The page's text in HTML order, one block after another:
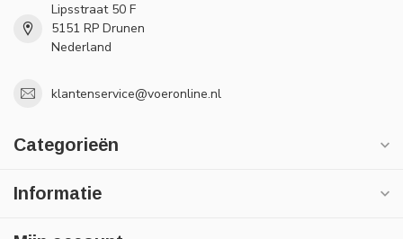
Lipsstraat 50 F
5151 RP Drunen
Nederland
klantenservice@voeronline.nl
Categorieën
Informatie